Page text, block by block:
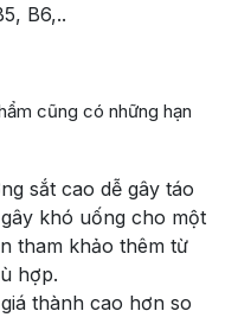
B6,..
cũng có những hạn
sắt cao dễ gây táo
khó uống cho một
tham khảo thêm từ
hợp.
thành cao hơn so